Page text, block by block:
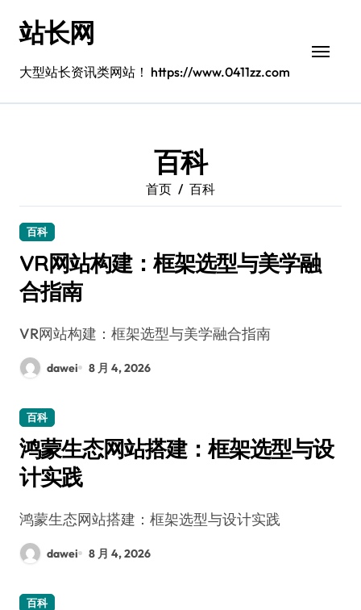
站长网
大型站长资讯类网站！ https://www.0411zz.com
百科
首页 百科
百科
VR网站构建：框架选型与美学融
合指南
VR网站构建：框架选型与美学融合指南
dawei 8 月 4, 2026
百科
鸿蒙生态网站搭建：框架选型与设
计实践
鸿蒙生态网站搭建：框架选型与设计实践
dawei 8 月 4, 2026
百科